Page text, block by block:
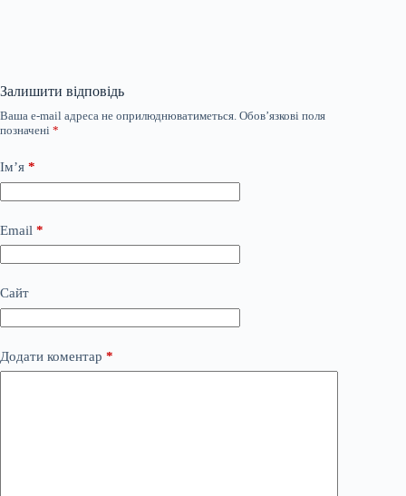
Залишити відповідь
Ваша e-mail адреса не оприлюднюватиметься. Обов’язкові поля
позначені *
Ім’я *
Email *
Сайт
Додати коментар *